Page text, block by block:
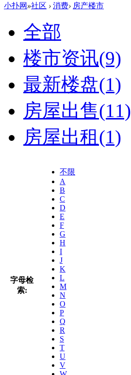
小扑网 »社区 › 消费› 房产楼市
全部
楼市资讯(9)
最新楼盘(1)
房屋出售(11)
房屋出租(1)
字母检
索:
不限
A
B
C
D
E
F
G
H
I
J
K
L
M
N
O
P
Q
R
S
T
U
V